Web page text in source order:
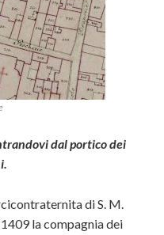
dal portico dei
di S. M.
la compagnia dei